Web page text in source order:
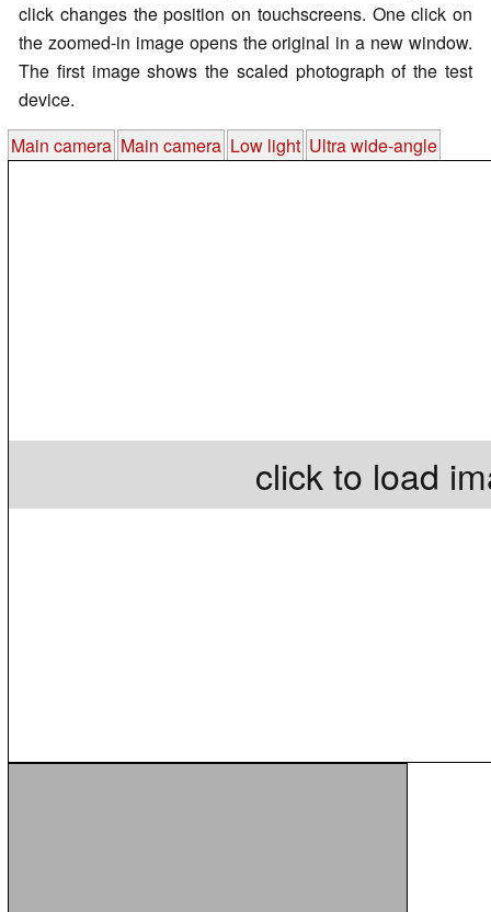
click changes the position on touchscreens. One click on
the zoomed-in image opens the original in a new window.
The first image shows the scaled photograph of the test
device.
Main camera Main camera Low light Ultra wide-angle
click to load